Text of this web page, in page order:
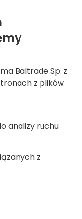
Baltrade Sp. z
z plików
analizy ruchu
z